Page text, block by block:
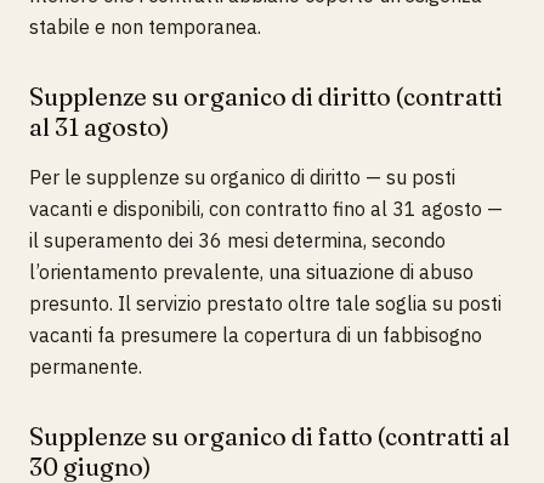
stabile e non temporanea.
Supplenze su organico di diritto (contratti
al 31 agosto)
Per le supplenze su organico di diritto — su posti
vacanti e disponibili, con contratto fino al 31 agosto —
il superamento dei 36 mesi determina, secondo
l’orientamento prevalente, una situazione di abuso
presunto. Il servizio prestato oltre tale soglia su posti
vacanti fa presumere la copertura di un fabbisogno
permanente.
Supplenze su organico di fatto (contratti al
30 giugno)